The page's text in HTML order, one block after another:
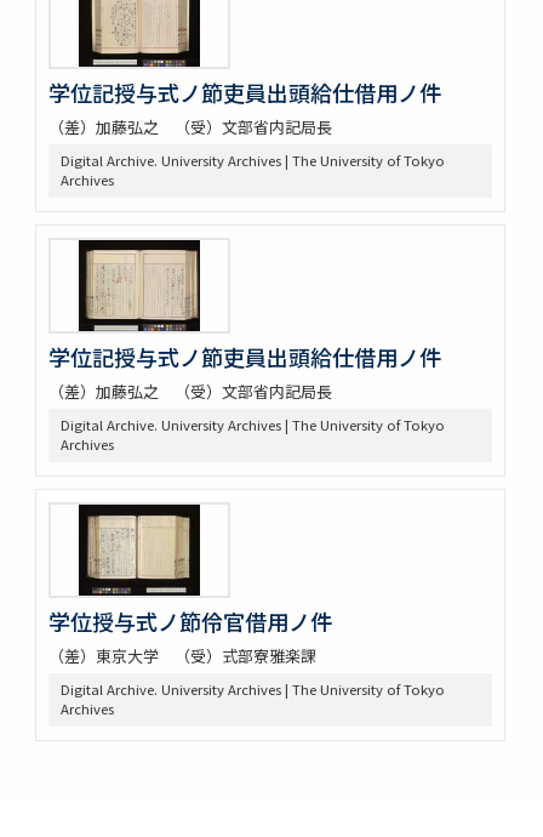
学位記授与式ノ節吏員出頭給仕借用ノ件
（差）加藤弘之 （受）文部省内記局長
Digital Archive. University Archives | The University of Tokyo
Archives
学位記授与式ノ節吏員出頭給仕借用ノ件
（差）加藤弘之 （受）文部省内記局長
Digital Archive. University Archives | The University of Tokyo
Archives
学位授与式ノ節伶官借用ノ件
（差）東京大学 （受）式部寮雅楽課
Digital Archive. University Archives | The University of Tokyo
Archives